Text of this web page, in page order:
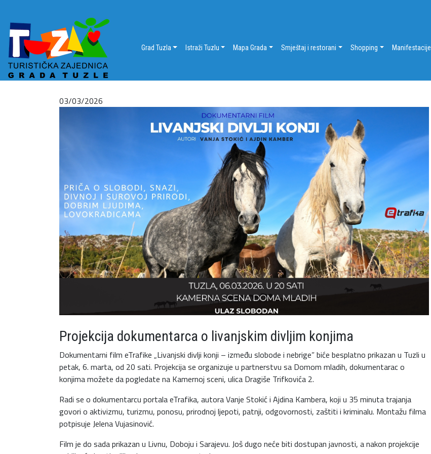
Grad Tuzla Istraži Tuzlu Mapa Grada Smještaj i restorani Shopping Manifestacije
03/03/2026
Projekcija dokumentarca o livanjskim divljim konjima
Dokumentarni film eTrafike „Livanjski divlji konji – između slobode i nebrige” biće besplatno prikazan u Tuzli u
petak, 6. marta, od 20 sati. Projekcija se organizuje u partnerstvu sa Domom mladih, dokumentarac o
konjima možete da pogledate na Kamernoj sceni, ulica Dragiše Trifkovića 2.
Radi se o dokumentarcu portala eTrafika, autora Vanje Stokić i Ajdina Kambera, koji u 35 minuta trajanja
govori o aktivizmu, turizmu, ponosu, prirodnoj ljepoti, patnji, odgovornosti, zaštiti i kriminalu. Montažu filma
potpisuje Jelena Vujasinović.
Film je do sada prikazan u Livnu, Doboju i Sarajevu. Još dugo neće biti dostupan javnosti, a nakon projekcije